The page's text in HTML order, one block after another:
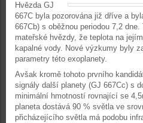
Hvězda GJ
667C byla pozorována již dříve a
667Cb) s oběžnou periodou 7,2
mateřské hvězdy, že teplota na
kapalné vody. Nové výzkumy byly
parametry této exoplanety.
Avšak kromě tohoto prvního
signály další planety (GJ 667Cc) s
minimální hmotností rovnající se
planeta dostává 90 % světla ve
přicházejícího světla má podobu